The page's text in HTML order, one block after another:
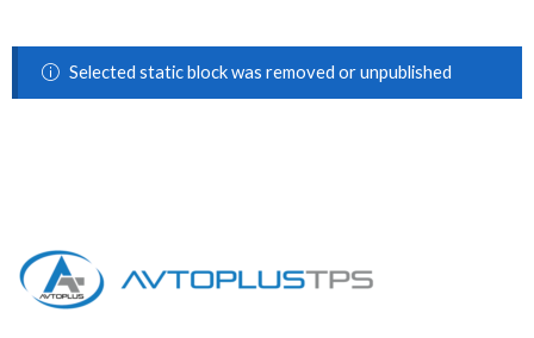
Selected static block was removed or unpublished